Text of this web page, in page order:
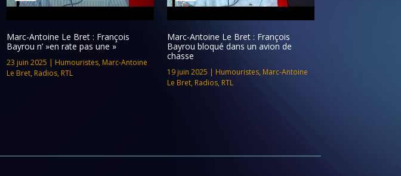
Marc-Antoine Le Bret : François
Bayrou n’ »en rate pas une »
23 juin 2025 | Humouristes, Marc-Antoine
Le Bret, Radios, RTL
Marc-Antoine Le Bret : François
Bayrou bloqué dans un avion de
chasse
19 juin 2025 | Humouristes, Marc-Antoine
Le Bret, Radios, RTL